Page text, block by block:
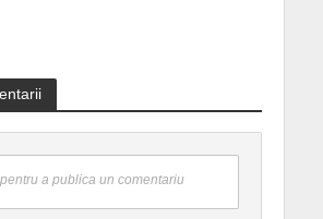
a publica un comentariu